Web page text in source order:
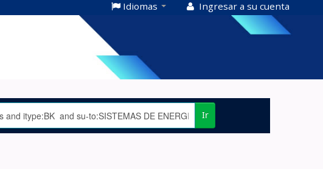
Idiomas Ingresar a su cuenta
Ir